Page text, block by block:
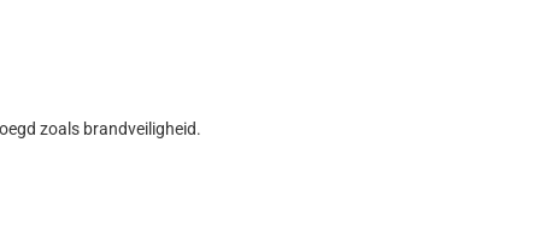
zoals brandveiligheid.